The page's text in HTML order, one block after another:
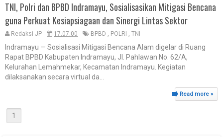
TNI, Polri dan BPBD Indramayu, Sosialisasikan Mitigasi Bencana
guna Perkuat Kesiapsiagaan dan Sinergi Lintas Sektor
Redaksi JP 17.07.00 BPBD , POLRI , TNI
Indramayu — Sosialisasi Mitigasi Bencana Alam digelar di Ruang
Rapat BPBD Kabupaten Indramayu, Jl. Pahlawan No. 62/A,
Kelurahan Lemahmekar, Kecamatan Indramayu. Kegiatan
dilaksanakan secara virtual da...
Read more »
1